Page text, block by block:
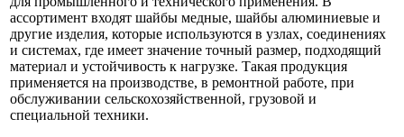
ассортимент входят шайбы медные, шайбы алюминиевые и
другие изделия, которые используются в узлах, соединениях
и системах, где имеет значение точный размер, подходящий
материал и устойчивость к нагрузке. Такая продукция
применяется на производстве, в ремонтной работе, при
обслуживании сельскохозяйственной, грузовой и
специальной техники.